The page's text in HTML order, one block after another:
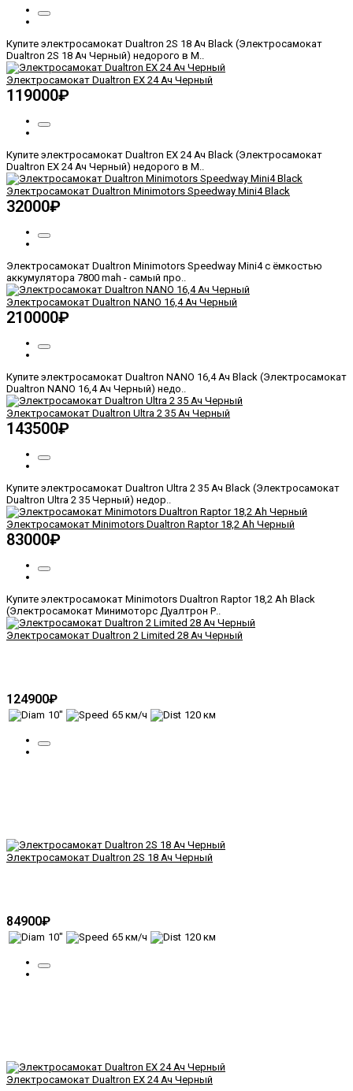
Купите электросамокат Dualtron 2S 18 Ач Black (Электросамокат
Dualtron 2S 18 Ач Черный) недорого в М..
Электросамокат Dualtron EX 24 Ач Черный
119000₽
Купите электросамокат Dualtron EX 24 Ач Black (Электросамокат
Dualtron EX 24 Ач Черный) недорого в М..
Электросамокат Dualtron Minimotors Speedway Mini4 Black
32000₽
Электросамокат Dualtron Minimotors Speedway Mini4 с ёмкостью
аккумулятора 7800 mah - самый про..
Электросамокат Dualtron NANO 16,4 Ач Черный
210000₽
Купите электросамокат Dualtron NANO 16,4 Ач Black (Электросамокат
Dualtron NANO 16,4 Ач Черный) недо..
Электросамокат Dualtron Ultra 2 35 Ач Черный
143500₽
Купите электросамокат Dualtron Ultra 2 35 Ач Black (Электросамокат
Dualtron Ultra 2 35 Черный) недор..
Электросамокат Minimotors Dualtron Raptor 18,2 Ah Черный
83000₽
Купите электросамокат Minimotors Dualtron Raptor 18,2 Ah Black
(Электросамокат Минимоторс Дуалтрон Р..
Электросамокат Dualtron 2 Limited 28 Ач Черный
124900₽
10" 65 км/ч 120 км
Электросамокат Dualtron 2S 18 Ач Черный
84900₽
10" 65 км/ч 120 км
Электросамокат Dualtron EX 24 Ач Черный